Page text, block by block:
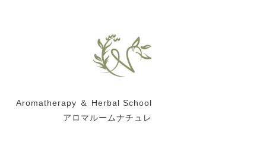
Aromatherapy ＆ Herbal School
アロマルームナチュレ